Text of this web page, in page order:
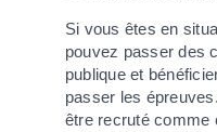
Si vous êtes en
pouvez passer des
publique et
passer les
être recruté comme